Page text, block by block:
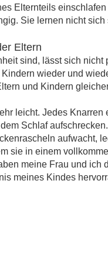
Elternteils
Sie lernen nicht
Eltern
sind, lässt sich nicht
wieder und
und Kindern
leicht. Jedes
Schlaf
aufwacht,
sie in einem
meine Frau und ich
meines Kindes